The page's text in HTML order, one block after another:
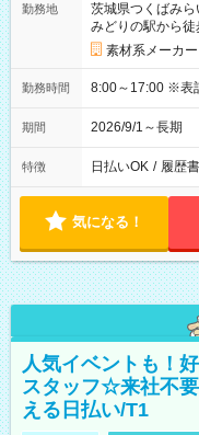
勤務地
茨城県つくばみら
みどりの駅から
素材系メーカー
勤務時間 8:00～
期間 2026/9/1～長期
特徴 日払いOK / 履歴
気になる！
人気イベントも！
スタッフ☆来社不
える日払い/T1